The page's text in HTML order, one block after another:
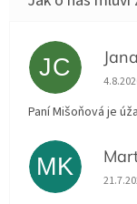
JC
Paní Mišoňová je
MK